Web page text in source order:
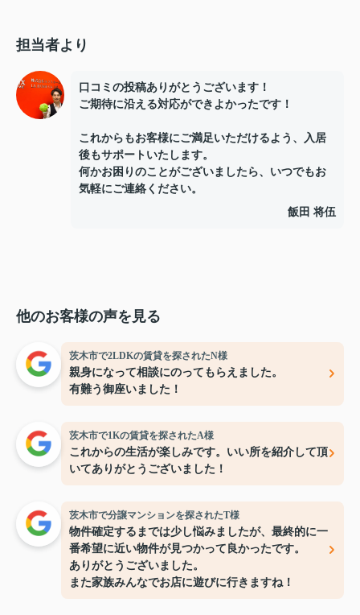
担当者より
口コミの投稿ありがとうございます！
ご期待に沿える対応ができよかったです！
これからもお客様にご満足いただけるよう、入居
後もサポートいたします。
何かお困りのことがございましたら、いつでもお
気軽にご連絡ください。
飯田 将伍
他のお客様の声を見る
茨木市で2LDKの賃貸を探されたN様
親身になって相談にのってもらえました。
有難う御座いました！
茨木市で1Kの賃貸を探されたA様
これからの生活が楽しみです。いい所を紹介して頂
いてありがとうございました！
茨木市で分譲マンションを探されたT様
物件確定するまでは少し悩みましたが、最終的に一
番希望に近い物件が見つかって良かったです。
ありがとうございました。
また家族みんなでお店に遊びに行きますね！